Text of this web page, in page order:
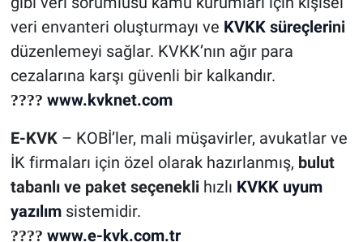
veri envanteri oluşturmayı ve KVKK süreçlerini
düzenlemeyi sağlar. KVKK’nın ağır para
cezalarına karşı güvenli bir kalkandır.
???? www.kvknet.com
E-KVK– KOBİ’ler, mali müşavirler, avukatlar ve
İK firmaları için özel olarak hazırlanmış, bulut
tabanlı ve paket seçeneklihızlı KVKK uyum
yazılımsistemidir.
???? www.e-kvk.com.tr